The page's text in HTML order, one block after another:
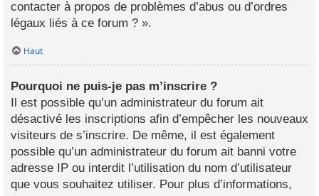
contacter à propos de problèmes d’abus ou d’ordres
légaux liés à ce forum ? ».
Haut
Pourquoi ne puis-je pas m’inscrire ?
Il est possible qu’un administrateur du forum ait
désactivé les inscriptions afin d’empêcher les nouveaux
visiteurs de s’inscrire. De même, il est également
possible qu’un administrateur du forum ait banni votre
adresse IP ou interdit l’utilisation du nom d’utilisateur
que vous souhaitez utiliser. Pour plus d’informations,